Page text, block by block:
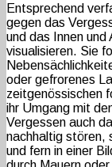
Entsprechend
gegen das
und das Innen
visualisieren. Sie
oder gefrorenes
zeitgenössischen
ihr Umgang mit
Vergessen auch
nachhaltig stören,
und fern in einer